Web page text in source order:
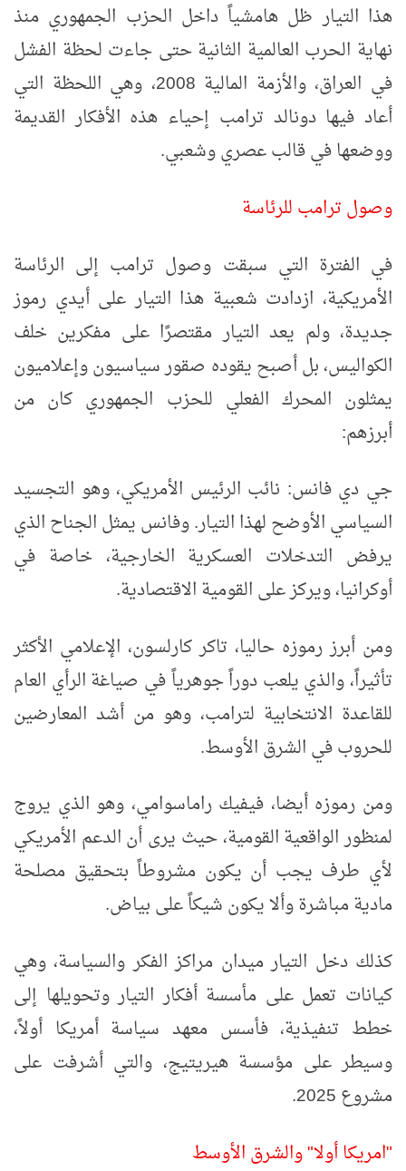
هذا التيار ظل هامشياً داخل الحزب الجمهوري منذ
نهاية الحرب العالمية الثانية حتى جاءت لحظة الفشل
في العراق، والأزمة المالية 2008، وهي اللحظة التي
أعاد فيها دونالد ترامب إحياء هذه الأفكار القديمة
ووضعها في قالب عصري وشعبي.
وصول ترامب للرئاسة
في الفترة التي سبقت وصول ترامب إلى الرئاسة
الأمريكية، ازدادت شعبية هذا التيار على أيدي رموز
جديدة، ولم يعد التيار مقتصرًا على مفكرين خلف
الكواليس، بل أصبح يقوده صقور سياسيون وإعلاميون
يمثلون المحرك الفعلي للحزب الجمهوري كان من
أبرزهم:
جي دي فانس: نائب الرئيس الأمريكي، وهو التجسيد
السياسي الأوضح لهذا التيار. وفانس يمثل الجناح الذي
يرفض التدخلات العسكرية الخارجية، خاصة في
أوكرانيا، ويركز على القومية الاقتصادية.
ومن أبرز رموزه حاليا، تاكر كارلسون، الإعلامي الأكثر
تأثيراً، والذي يلعب دوراً جوهرياً في صياغة الرأي العام
للقاعدة الانتخابية لترامب، وهو من أشد المعارضين
للحروب في الشرق الأوسط.
ومن رموزه أيضا، فيفيك راماسوامي، وهو الذي يروج
لمنظور الواقعية القومية، حيث يرى أن الدعم الأمريكي
لأي طرف يجب أن يكون مشروطاً بتحقيق مصلحة
مادية مباشرة وألا يكون شيكاً على بياض.
كذلك دخل التيار ميدان مراكز الفكر والسياسة، وهي
كيانات تعمل على مأسسة أفكار التيار وتحويلها إلى
خطط تنفيذية، فأسس معهد سياسة أمريكا أولاً،
وسيطر على مؤسسة هيريتيج، والتي أشرفت على
مشروع 2025.
"امريكا أولا" والشرق الأوسط